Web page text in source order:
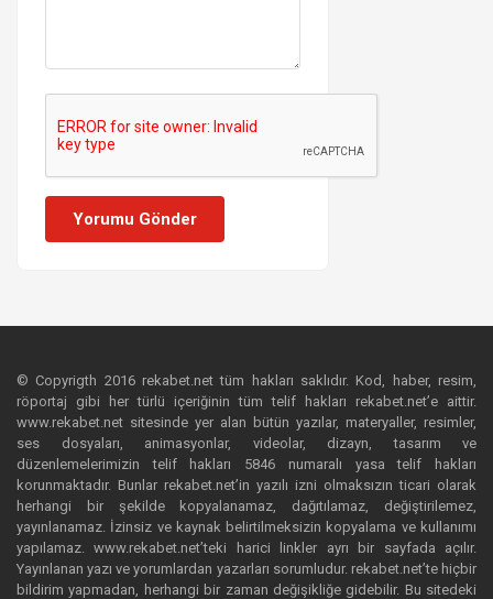
Yorumu Gönder
© Copyrigth 2016 rekabet.net tüm hakları saklıdır. Kod, haber, resim,
röportaj gibi her türlü içeriğinin tüm telif hakları rekabet.net’e aittir.
www.rekabet.net sitesinde yer alan bütün yazılar, materyaller, resimler,
ses dosyaları, animasyonlar, videolar, dizayn, tasarım ve
düzenlemelerimizin telif hakları 5846 numaralı yasa telif hakları
korunmaktadır. Bunlar rekabet.net’in yazılı izni olmaksızın ticari olarak
herhangi bir şekilde kopyalanamaz, dağıtılamaz, değiştirilemez,
yayınlanamaz. İzinsiz ve kaynak belirtilmeksizin kopyalama ve kullanımı
yapılamaz. www.rekabet.net’teki harici linkler ayrı bir sayfada açılır.
Yayınlanan yazı ve yorumlardan yazarları sorumludur. rekabet.net’te hiçbir
bildirim yapmadan, herhangi bir zaman değişikliğe gidebilir. Bu sitedeki